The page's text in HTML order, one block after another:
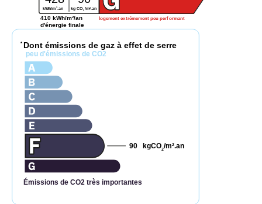
logement extrêmement peu performant
kWh/m2.an kg CO2/m2 .an
410 kWh/m²/an
d'énergie finale
* Dont émissions de gaz à effet de serre
peu d'émissions de CO2
Émissions de CO2 très importantes
kgCO2/m2.an
90